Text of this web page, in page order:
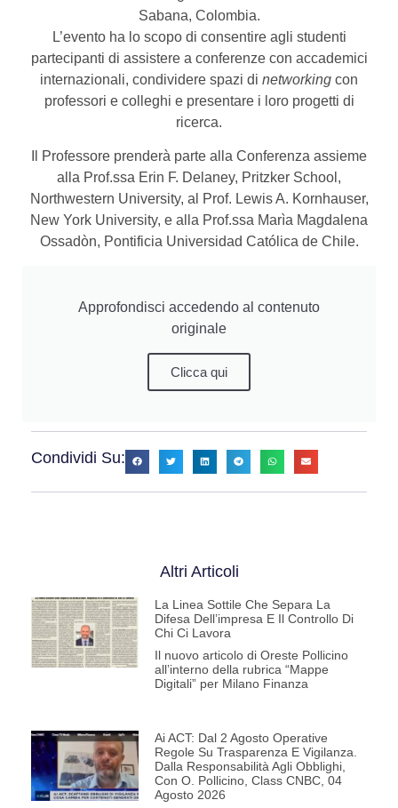
Sabana, Colombia.
L’evento ha lo scopo di consentire agli studenti
partecipanti di assistere a conferenze con accademici
internazionali, condividere spazi di networking con
professori e colleghi e presentare i loro progetti di
ricerca.
Il Professore prenderà parte alla Conferenza assieme
alla Prof.ssa Erin F. Delaney, Pritzker School,
Northwestern University, al Prof. Lewis A. Kornhauser,
New York University, e alla Prof.ssa Marìa Magdalena
Ossadòn, Pontificia Universidad Católica de Chile.
Approfondisci accedendo al contenuto
originale
Clicca qui
Condividi Su:
Altri Articoli
La Linea Sottile Che Separa La
Difesa Dell’impresa E Il Controllo Di
Chi Ci Lavora
Il nuovo articolo di Oreste Pollicino
all’interno della rubrica “Mappe
Digitali” per Milano Finanza
Ai ACT: Dal 2 Agosto Operative
Regole Su Trasparenza E Vigilanza.
Dalla Responsabilità Agli Obblighi,
Con O. Pollicino, Class CNBC, 04
Agosto 2026